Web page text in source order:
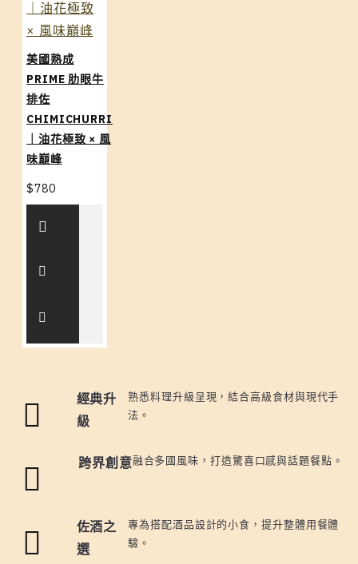
美國熟成
PRIME 肋眼牛
排佐
CHIMICHURRI
｜油花極致 × 風
味巔峰
$780
經典升
級
熟悉料理升級呈現，結合高級食材與現代手
法。
跨界創意融合多國風味，打造驚喜口感與話題餐點。
佐酒之
選
專為搭配酒品設計的小食，提升整體用餐體
驗。